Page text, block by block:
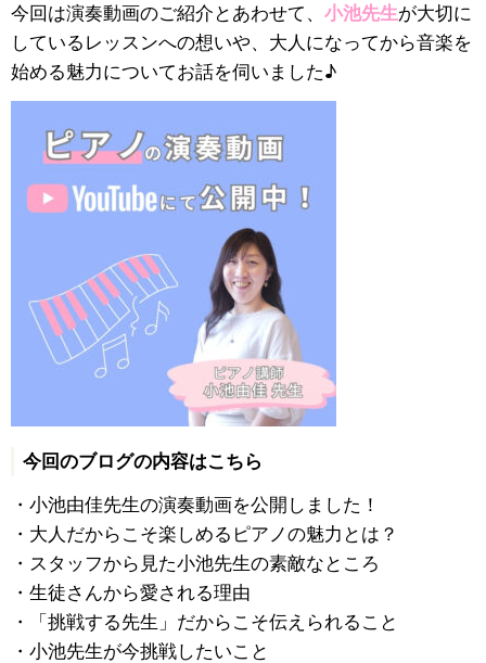
今回は演奏動画のご紹介とあわせて、 小池先生が大切に
しているレッスンへの想いや、大人になってから音楽を
始める魅力についてお話を伺いました♪
今回のブログの内容はこちら
・小池由佳先生の演奏動画を公開しました！
・大人だからこそ楽しめるピアノの魅力とは？
・スタッフから見た小池先生の素敵なところ
・生徒さんから愛される理由
・「挑戦する先生」だからこそ伝えられること
・小池先生が今挑戦したいこと